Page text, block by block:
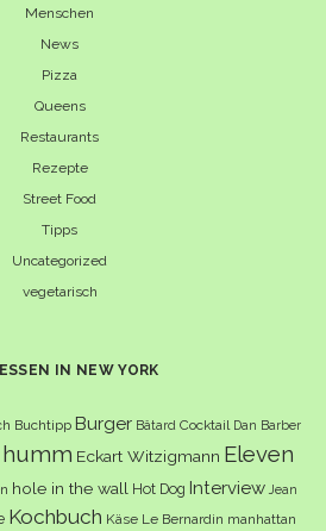
Menschen
News
Pizza
Queens
Restaurants
Rezepte
Street Food
Tipps
Uncategorized
vegetarisch
IN NEW YORK
Buchtipp Burger Bâtard Cocktail Dan Barber
Eckart Witzigmann Eleven
hole in the wall Hot Dog Interview Jean
Kochbuch Käse Le Bernardin manhattan